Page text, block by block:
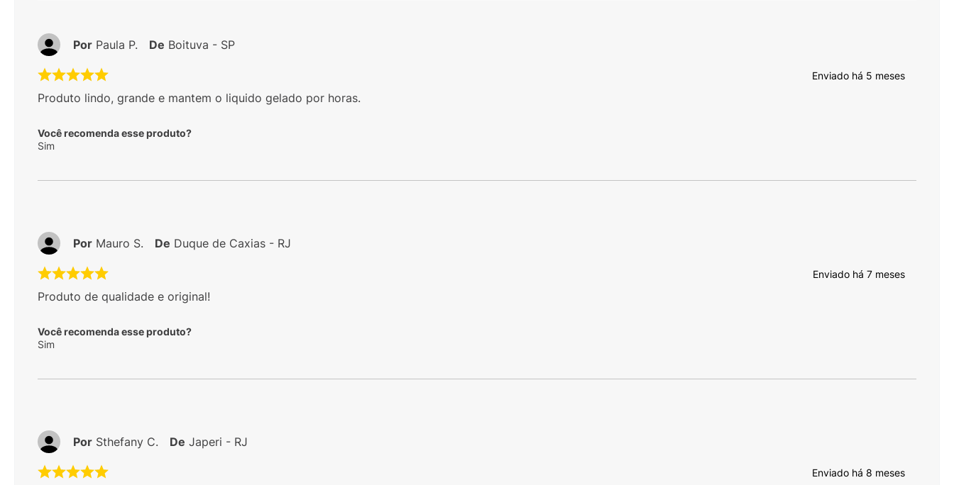
Enviado há 5 meses
Produto lindo, grande e mantem o liquido gelado por horas.
Você recomenda esse produto?
Sim
Por Paula P. De Boituva - SP
Enviado há 7 meses
Produto de qualidade e original!
Você recomenda esse produto?
Sim
Por Mauro S. De Duque de Caxias - RJ
Enviado há 8 meses
Por Sthefany C. De Japeri - RJ